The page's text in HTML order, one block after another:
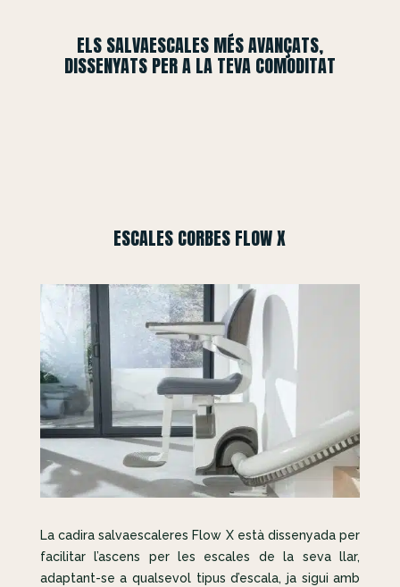
ELS SALVAESCALES MÉS AVANÇATS,
DISSENYATS PER A LA TEVA COMODITAT
ESCALES CORBES FLOW X
La cadira salvaescaleres Flow X està dissenyada per
facilitar l’ascens per les escales de la seva llar,
adaptant-se a qualsevol tipus d’escala, ja sigui amb